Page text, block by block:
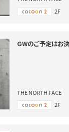
2F
GWのご予定はお
THE NORTH FACE
2F